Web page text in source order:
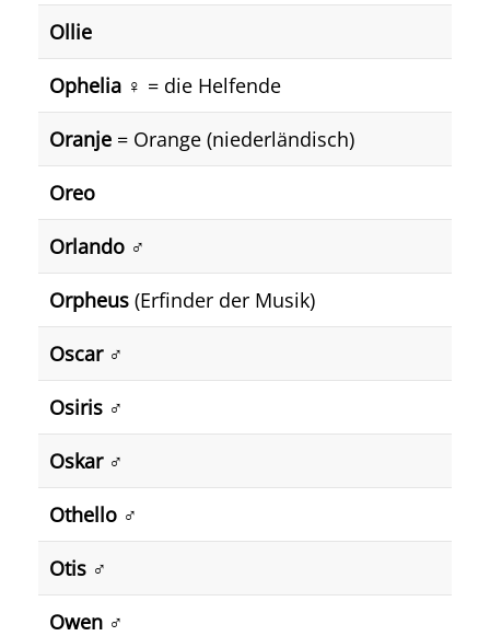
Ollie
Ophelia ♀️ = die Helfende
Oranje = Orange (niederländisch)
Oreo
Orlando ♂️
Orpheus (Erfinder der Musik)
Oscar♂️
Osiris ♂️
Oskar♂️
Othello ♂️
Otis ♂️
Owen ♂️